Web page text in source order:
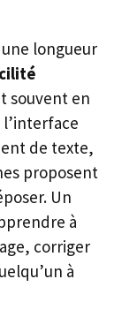
longueur
souvent en
de texte,
proposent
Un
à
corriger
à